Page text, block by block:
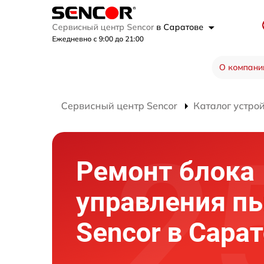
Сервисный центр Sencor в Саратове
Ежедневно с 9:00 до 21:00
О
Сервисный центр Sencor Каталог
Ремонт блока
управления
Sencor в